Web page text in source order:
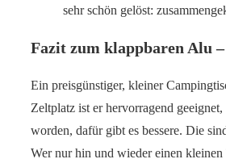
sehr schön gelöst:
Fazit zum klappbaren Alu
Ein preisgünstiger, kleiner
Zeltplatz ist er hervorragend
worden, dafür gibt es bessere. Die
Wer nur hin und wieder einen